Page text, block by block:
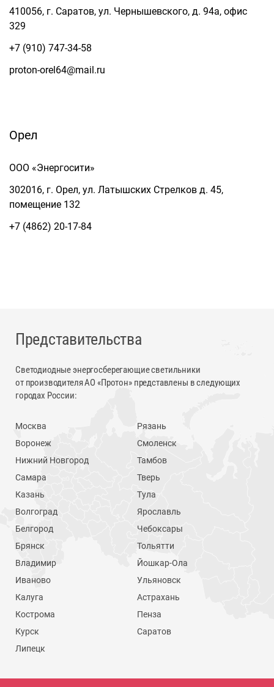
410056, г. Саратов, ул. Чернышевского, д. 94а, офис
329
+7 (910) 747-34-58
proton-orel64@mail.ru
Орел
ООО «Энергосити»
302016, г. Орел, ул. Латышских Стрелков д. 45,
помещение 132
+7 (4862) 20-17-84
Представительства
Светодиодные энергосберегающие светильники
от производителя АО «Протон» представлены в следующих
городах России:
Москва
Воронеж
Нижний Новгород
Самара
Казань
Волгоград
Белгород
Брянск
Владимир
Иваново
Калуга
Кострома
Курск
Липецк
Рязань
Смоленск
Тамбов
Тверь
Тула
Ярославль
Чебоксары
Тольятти
Йошкар-Ола
Ульяновск
Астрахань
Пенза
Саратов